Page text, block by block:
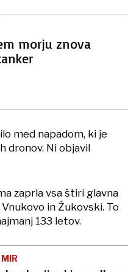
morju znova
med napadom, ki je
dronov. Ni objavil
zaprla vsa štiri glavna
in Žukovski. To
133 letov.